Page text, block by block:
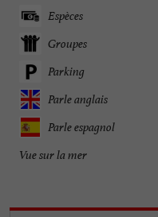
Espèces
Groupes
Parking
Parle anglais
Parle espagnol
Vue sur la mer